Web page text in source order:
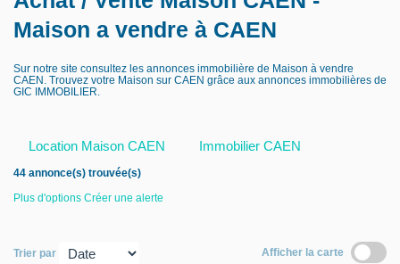
Estimer
Nous contacter
Nous rejoindre
Maison a vendre à CAEN
Sur notre site consultez les annonces immobilière de Maison à vendre
CAEN. Trouvez votre Maison sur CAEN grâce aux annonces immobilières de
GIC IMMOBILIER.
Location Maison CAEN Immobilier CAEN
44 annonce(s) trouvée(s)
Plus d'options Créer une alerte
Trier par Afficher la carte